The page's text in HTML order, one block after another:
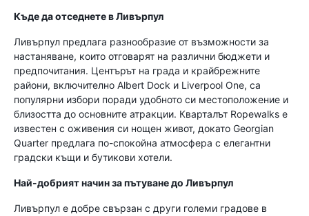
Къде да отседнете в Ливърпул
Ливърпул предлага разнообразие от възможности за
настаняване, които отговарят на различни бюджети и
предпочитания. Центърът на града и крайбрежните
райони, включително Albert Dock и Liverpool One, са
популярни избори поради удобното си местоположение и
близостта до основните атракции. Кварталът Ropewalks е
известен с оживения си нощен живот, докато Georgian
Quarter предлага по-спокойна атмосфера с елегантни
градски къщи и бутикови хотели.
Най-добрият начин за пътуване до Ливърпул
Ливърпул е добре свързан с други големи градове в